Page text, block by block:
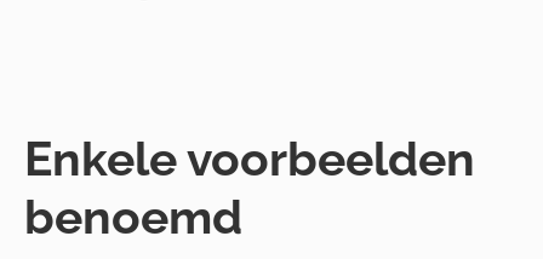
Enkele voorbeelden
benoemd